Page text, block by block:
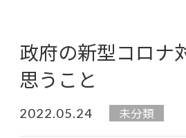
政府の新型コロナ
思うこと
2022.05.24 未分類